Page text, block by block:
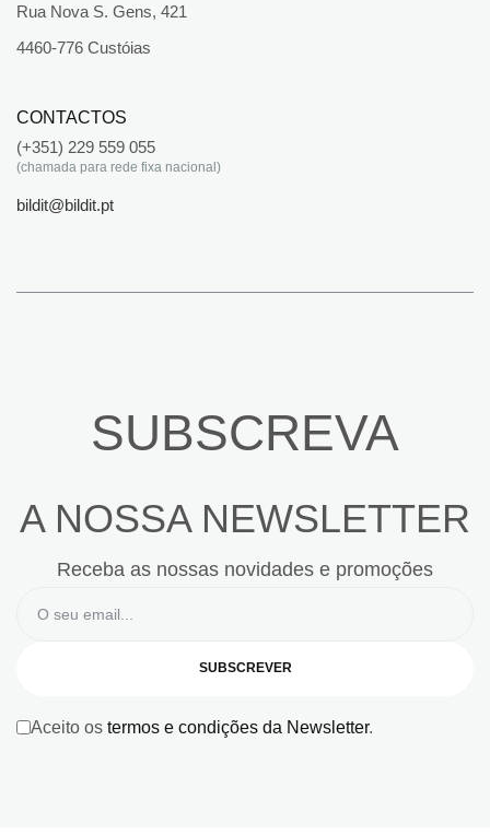
Rua Nova S. Gens, 421
4460-776 Custóias
CONTACTOS
(+351) 229 559 055
(chamada para rede fixa nacional)
bildit@bildit.pt
SUBSCREVA
A NOSSA NEWSLETTER
Receba as nossas novidades e promoções
SUBSCREVER
Aceito os termos e condições da Newsletter.